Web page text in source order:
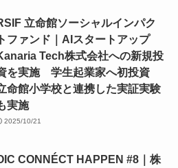
立命館ソーシャルインパク
トファンド｜AIスタートアップ
Tech株式会社への新規投
を実施 学生起業家へ初投資
命館小学校と連携した実証実験
実施
2025/10/21
CONNÉCT HAPPEN #8｜株